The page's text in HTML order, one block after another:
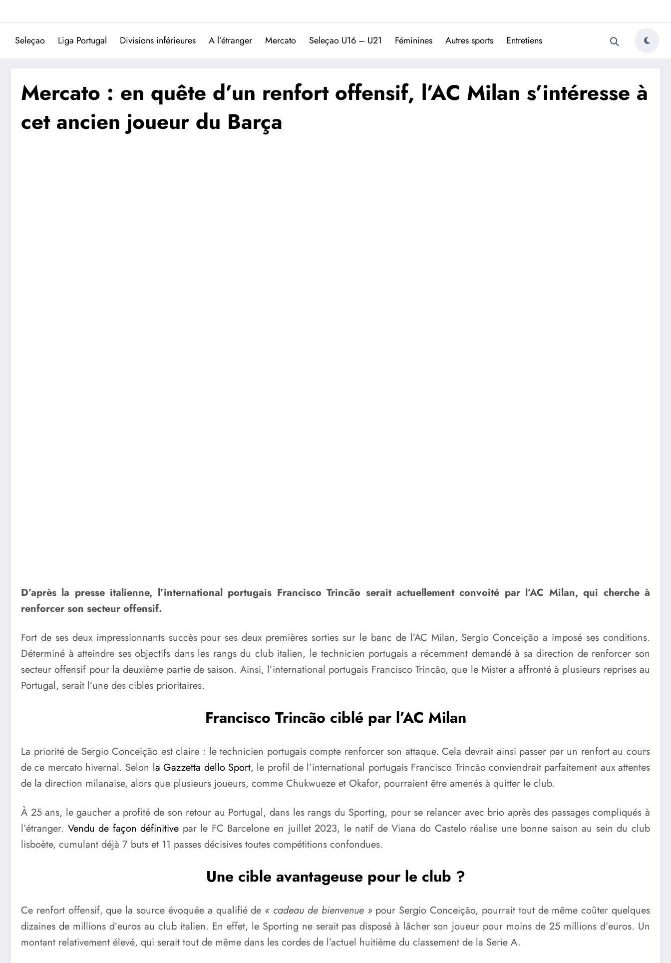
Trivela
L'actualité du football portugais
Seleçao Liga Portugal Divisions inférieures A l’étranger Mercato Seleçao U16 – U21 Féminines Autres sports Entretiens
Mercato : en quête d’un renfort offensif, l’AC Milan s’intéresse à
cet ancien joueur du Barça
D’après la presse italienne, l’international portugais Francisco Trincão serait actuellement convoité par l’AC Milan, qui cherche à
renforcer son secteur offensif.
Fort de ses deux impressionnants succès pour ses deux premières sorties sur le banc de l’AC Milan, Sergio Conceição a imposé ses conditions.
Déterminé à atteindre ses objectifs dans les rangs du club italien, le technicien portugais a récemment demandé à sa direction de renforcer son
secteur offensif pour la deuxième partie de saison. Ainsi, l’international portugais Francisco Trincão, que le Mister a affronté à plusieurs reprises au
Portugal, serait l’une des cibles prioritaires.
Francisco Trincão ciblé par l’AC Milan
La priorité de Sergio Conceição est claire : le technicien portugais compte renforcer son attaque. Cela devrait ainsi passer par un renfort au cours
de ce mercato hivernal. Selon la Gazzetta dello Sport, le profil de l’international portugais Francisco Trincão conviendrait parfaitement aux attentes
de la direction milanaise, alors que plusieurs joueurs, comme Chukwueze et Okafor, pourraient être amenés à quitter le club.
À 25 ans, le gaucher a profité de son retour au Portugal, dans les rangs du Sporting, pour se relancer avec brio après des passages compliqués à
l’étranger. Vendu de façon définitive par le FC Barcelone en juillet 2023, le natif de Viana do Castelo réalise une bonne saison au sein du club
lisboète, cumulant déjà 7 buts et 11 passes décisives toutes compétitions confondues.
Une cible avantageuse pour le club ?
Ce renfort offensif, que la source évoquée a qualifié de « cadeau de bienvenue »pour Sergio Conceição, pourrait tout de même coûter quelques
dizaines de millions d’euros au club italien. En effet, le Sporting ne serait pas disposé à lâcher son joueur pour moins de 25 millions d’euros. Un
montant relativement élevé, qui serait tout de même dans les cordes de l’actuel huitième du classement de la Serie A.